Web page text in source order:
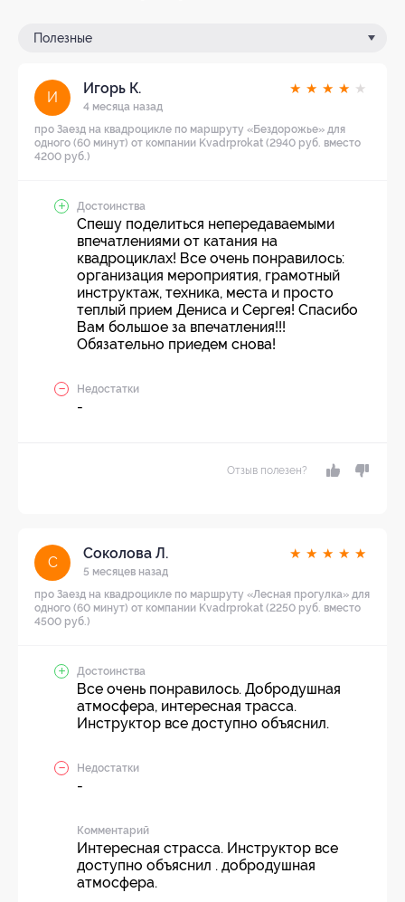
Полезные
И
Игорь К.
4 месяца назад
★ ★ ★ ★ ★
про Заезд на квадроцикле по маршруту «Бездорожье» для
одного (60 минут) от компании Kvadrprokat (2940 руб. вместо
4200 руб.)
Достоинства
Спешу поделиться непередаваемыми
впечатлениями от катания на
квадроциклах! Все очень понравилось:
организация мероприятия, грамотный
инструктаж, техника, места и просто
теплый прием Дениса и Сергея! Спасибо
Вам большое за впечатления!!!
Обязательно приедем снова!
Недостатки
-
Отзыв полезен?
С
Соколова Л.
5 месяцев назад
★ ★ ★ ★ ★
про Заезд на квадроцикле по маршруту «Лесная прогулка» для
одного (60 минут) от компании Kvadrprokat (2250 руб. вместо
4500 руб.)
Достоинства
Все очень понравилось. Добродушная
атмосфера, интересная трасса.
Инструктор все доступно объяснил.
Недостатки
-
Комментарий
Интересная страсса. Инструктор все
доступно объяснил . добродушная
атмосфера.